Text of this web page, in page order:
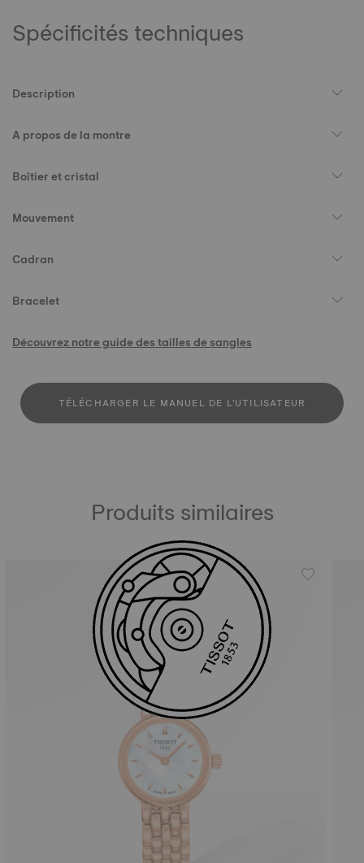
Spécificités techniques
Description
A propos de la montre
Boîtier et cristal
Mouvement
Cadran
Bracelet
Découvrez notre guide des tailles de sangles
TÉLÉCHARGER LE MANUEL DE L'UTILISATEUR
Produits similaires